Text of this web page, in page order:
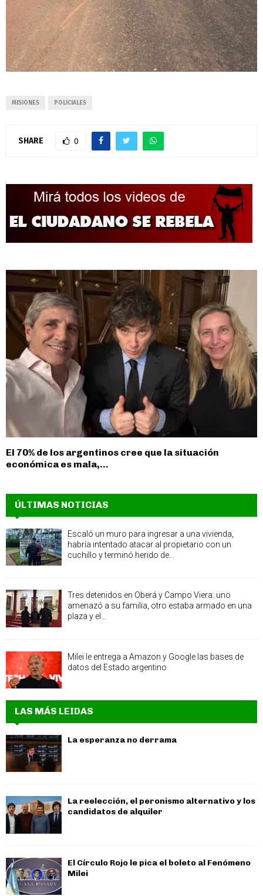
MISIONES POLICIALES
SHARE 0
El 70% de los argentinos cree que la situación
económica es mala,...
ÚLTIMAS NOTICIAS
Escaló un muro para ingresar a una vivienda,
habría intentado atacar al propietario con un
cuchillo y terminó herido de...
Tres detenidos en Oberá y Campo Viera: uno
amenazó a su familia, otro estaba armado en una
plaza y el...
Milei le entrega a Amazon y Google las bases de
datos del Estado argentino
LAS MÁS LEIDAS
La esperanza no derrama
La reelección, el peronismo alternativo y los
candidatos de alquiler
El Círculo Rojo le pica el boleto al Fenómeno
Milei